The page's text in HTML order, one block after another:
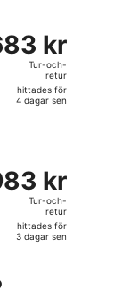
kr
kr
Tur-och-
retur
hittades för
4 dagar sen
kr
kr
Tur-och-
retur
hittades för
3 dagar sen
avresa sön